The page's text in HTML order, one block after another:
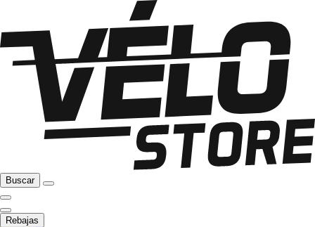
Buscar
Rebajas